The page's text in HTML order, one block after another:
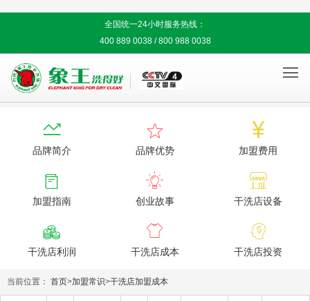
全国统一24小时服务热线：
400 889 0038 / 800 988 0038


品牌简介

品牌优势

加盟费用

加盟指南

创业故事

干洗店设备

干洗店利润

干洗店成本

干洗店投资
当前位置： 首页>加盟常识>干洗店加盟成本